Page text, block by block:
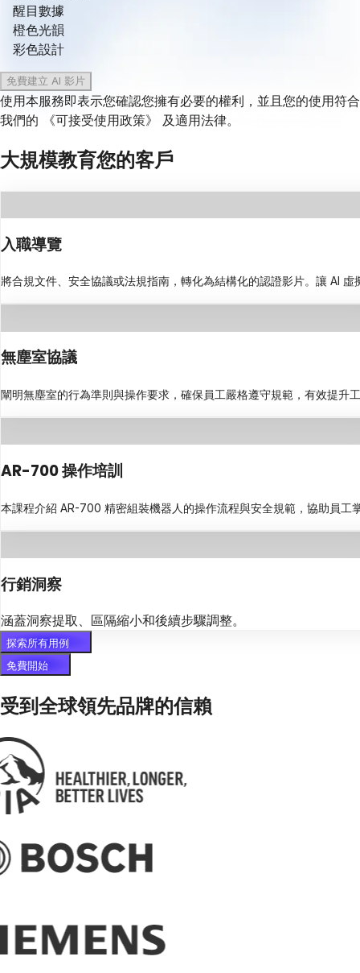
醒目數據
橙色光韻
彩色設計
免費建立 AI 影片
使用本服務即表示您確認您擁有必要的權利，並且您的使用符合
我們的
《可接受使用政策》 及適用法律。
大規模教育您的客戶
入職導覽
將合規文件、安全協議或法規指南，轉化為結構化的認證影片。讓 AI
無塵室協議
闡明無塵室的行為準則與操作要求，確保員工嚴格遵守規範，有效提升
AR-700 操作培訓
本課程介紹 AR-700 精密組裝機器人的操作流程與安全規範，協助員工
行銷洞察
涵蓋洞察提取、區隔縮小和後續步驟調整。
探索所有用例
免費開始
受到全球領先品牌的信賴